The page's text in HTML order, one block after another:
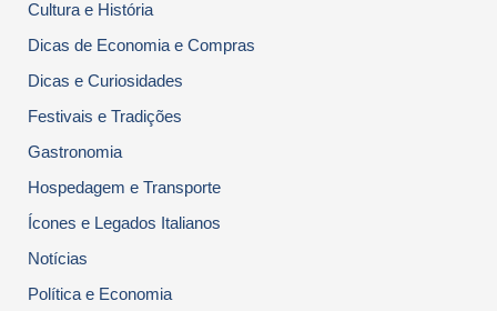
Cultura e História
Dicas de Economia e Compras
Dicas e Curiosidades
Festivais e Tradições
Gastronomia
Hospedagem e Transporte
Ícones e Legados Italianos
Notícias
Política e Economia